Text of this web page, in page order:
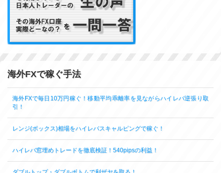
海外FXで稼ぐ手法
海外FXで毎日10万円稼ぐ！移動平均乖離率を見ながらハイレバ逆張り取
引！
レンジ(ボックス)相場をハイレバスキャルピングで稼ぐ！
ハイレバ窓埋めトレードを徹底検証！540pipsの利益！